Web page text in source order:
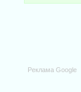
Реклама Google